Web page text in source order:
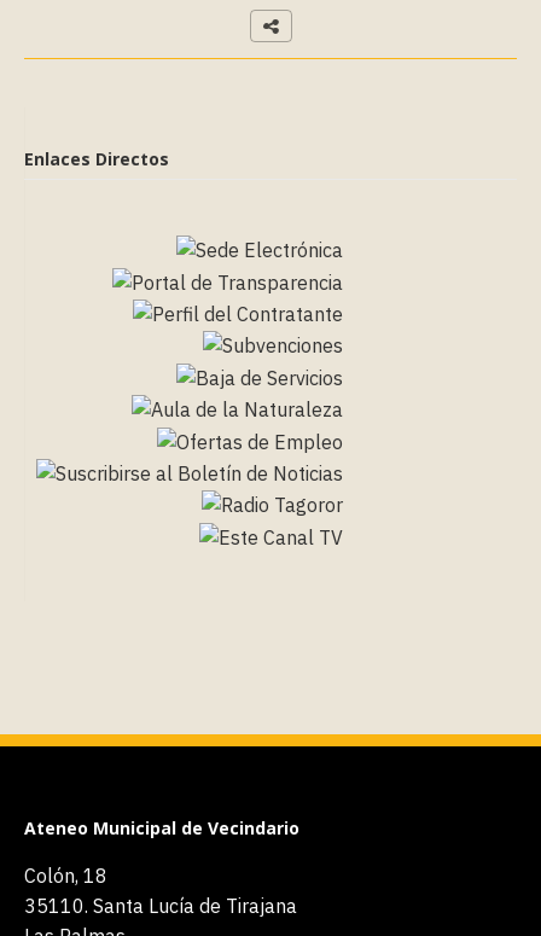
Enlaces Directos
Ateneo Municipal de Vecindario
Colón, 18
35110. Santa Lucía de Tirajana